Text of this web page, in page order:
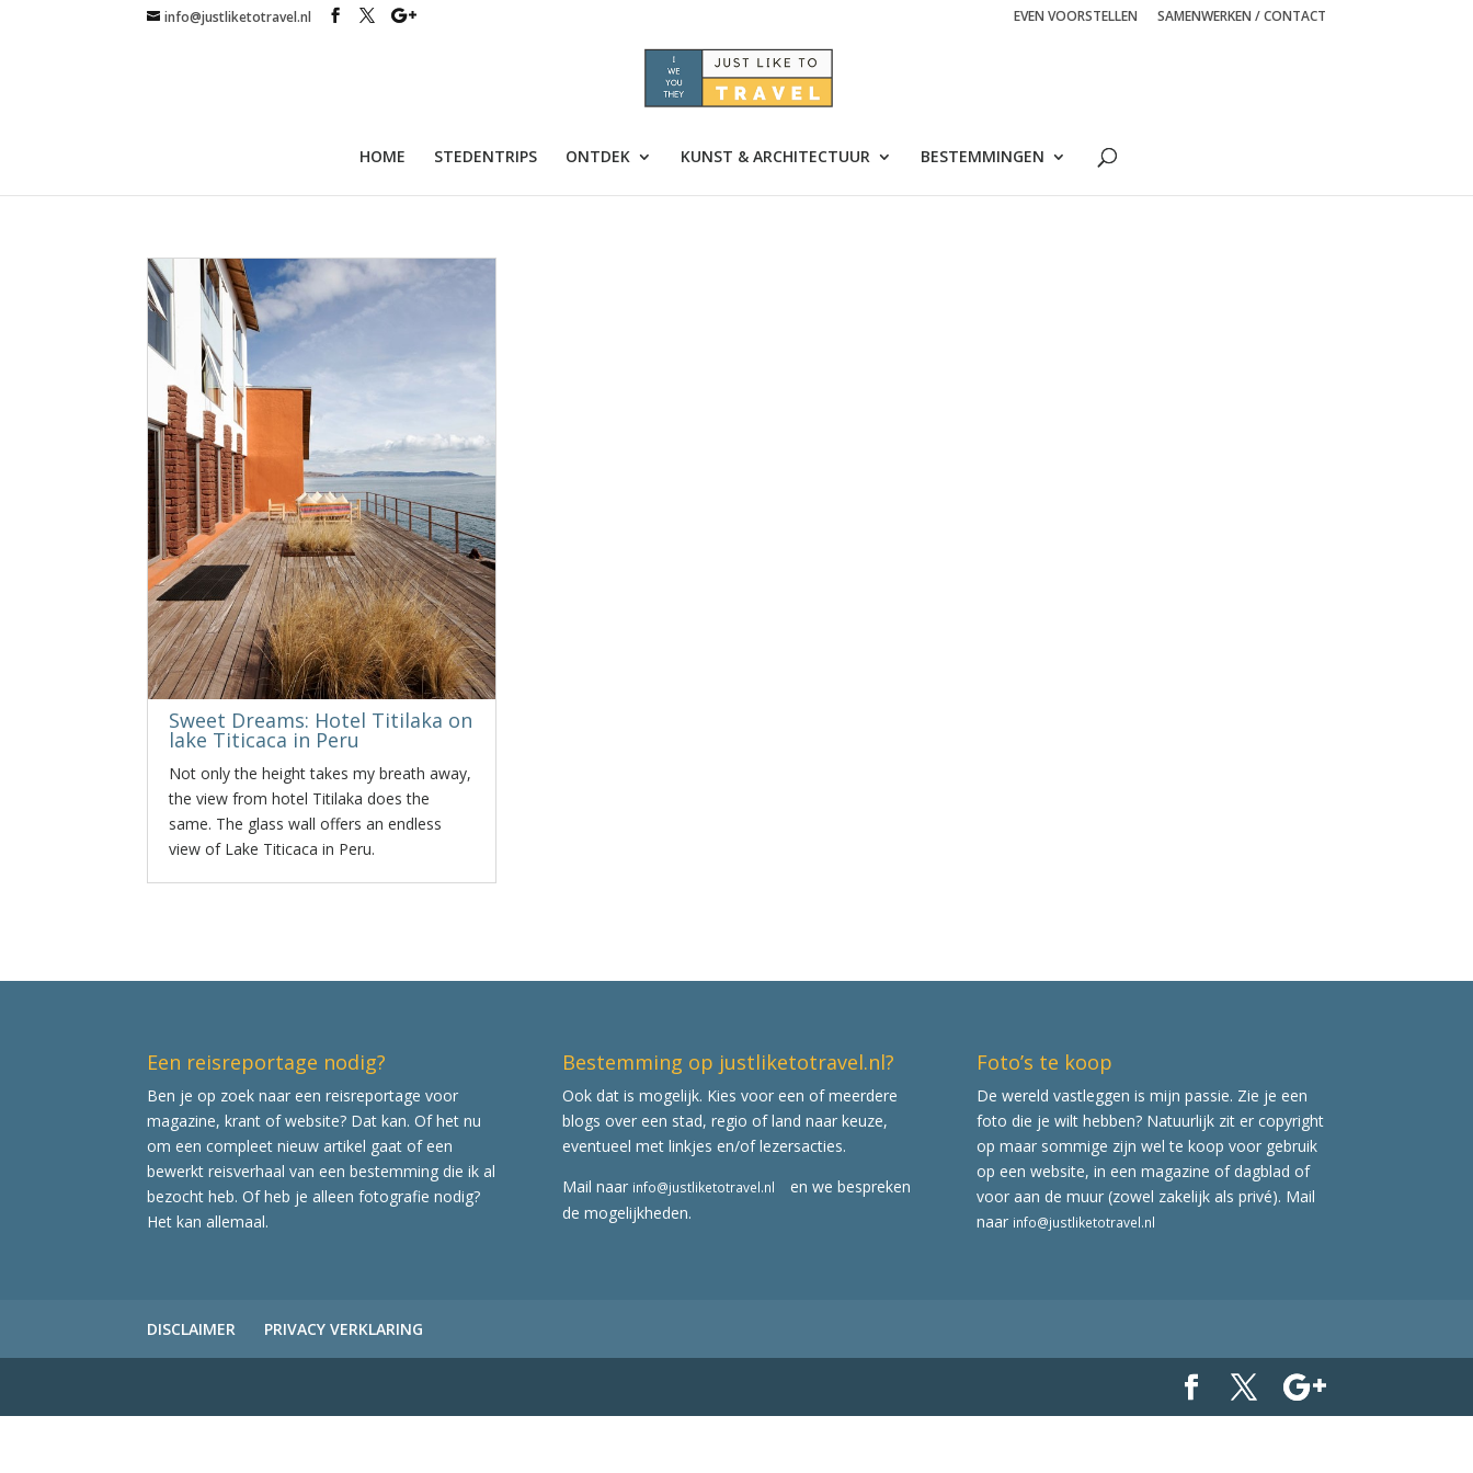
info@justliketotravel.nl EVEN VOORSTELLEN SAMENWERKEN / CONTACT
HOME STEDENTRIPS ONTDEK KUNST & ARCHITECTUUR BESTEMMINGEN
Sweet Dreams: Hotel Titilaka on
lake Titicaca in Peru
Not only the height takes my breath away,
the view from hotel Titilaka does the
same. The glass wall offers an endless
view of Lake Titicaca in Peru.
Een reisreportage nodig?
Ben je op zoek naar een reisreportage voor
magazine, krant of website? Dat kan. Of het nu
om een compleet nieuw artikel gaat of een
bewerkt reisverhaal van een bestemming die ik al
bezocht heb. Of heb je alleen fotografie nodig?
Het kan allemaal.
Bestemming op justliketotravel.nl?
Ook dat is mogelijk. Kies voor een of meerdere
blogs over een stad, regio of land naar keuze,
eventueel met linkjes en/of lezersacties.
Mail naar info@justliketotravel.nl
en we bespreken
de mogelijkheden.
Foto’s te koop
De wereld vastleggen is mijn passie. Zie je een
foto die je wilt hebben? Natuurlijk zit er copyright
op maar sommige zijn wel te koop voor gebruik
op een website, in een magazine of dagblad of
voor aan de muur (zowel zakelijk als privé). Mail
naar info@justliketotravel.nl
DISCLAIMER PRIVACY VERKLARING